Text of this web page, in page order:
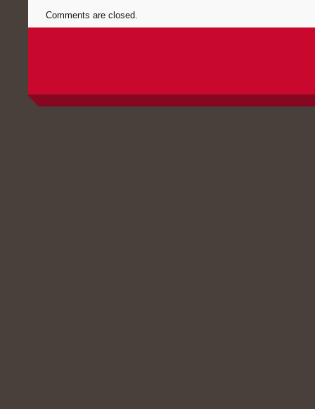
Comments are closed.